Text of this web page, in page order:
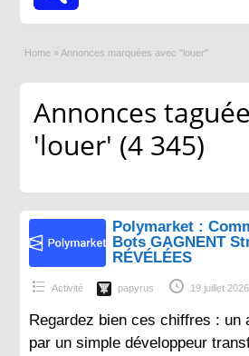
Home » Annonces marquées avec "louer"
Annonces
'louer' (4 345)
Polymarket :
Bots GAGNENT
RÉVÉLÉES
Activité papyrus 19 juillet 2026
Regardez bien ces chiffres : un
par un simple développeur